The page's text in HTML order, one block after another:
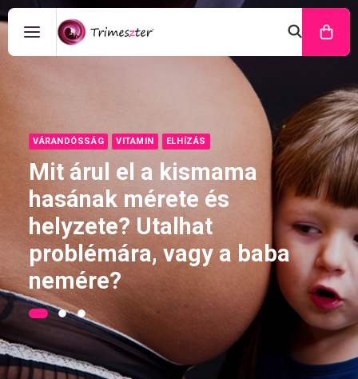
VÁRANDÓSSÁG VITAMIN ELHÍZÁS
Mit árul el a kismama
hasának mérete és
helyzete? Utalhat
problémára, vagy a baba
nemére?